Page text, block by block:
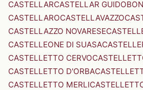
CASTELLARCASTELLAR
CASTELLAROCASTELLAVAZZO
CASTELLAZZO NOVARESE
CASTELLEONE DI SUASA
CASTELLETTO CERVO
CASTELLETTO D'ORBA
CASTELLETTO MERLI